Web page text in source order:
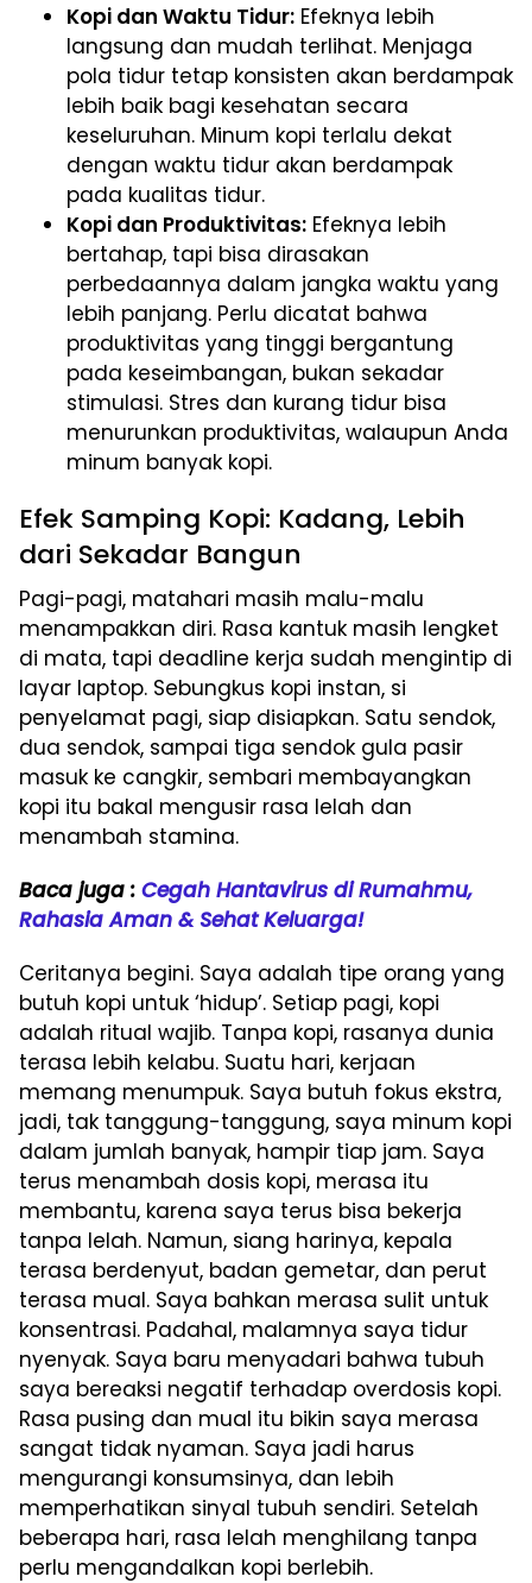
Kopi dan Waktu Tidur: Efeknya lebih
langsung dan mudah terlihat. Menjaga
pola tidur tetap konsisten akan berdampak
lebih baik bagi kesehatan secara
keseluruhan. Minum kopi terlalu dekat
dengan waktu tidur akan berdampak
pada kualitas tidur.
Kopi dan Produktivitas: Efeknya lebih
bertahap, tapi bisa dirasakan
perbedaannya dalam jangka waktu yang
lebih panjang. Perlu dicatat bahwa
produktivitas yang tinggi bergantung
pada keseimbangan, bukan sekadar
stimulasi. Stres dan kurang tidur bisa
menurunkan produktivitas, walaupun Anda
minum banyak kopi.
Efek Samping Kopi: Kadang, Lebih
dari Sekadar Bangun
Pagi-pagi, matahari masih malu-malu
menampakkan diri. Rasa kantuk masih lengket
di mata, tapi deadline kerja sudah mengintip di
layar laptop. Sebungkus kopi instan, si
penyelamat pagi, siap disiapkan. Satu sendok,
dua sendok, sampai tiga sendok gula pasir
masuk ke cangkir, sembari membayangkan
kopi itu bakal mengusir rasa lelah dan
menambah stamina.
Baca juga : Cegah Hantavirus di Rumahmu,
Rahasia Aman & Sehat Keluarga!
Ceritanya begini. Saya adalah tipe orang yang
butuh kopi untuk ‘hidup’. Setiap pagi, kopi
adalah ritual wajib. Tanpa kopi, rasanya dunia
terasa lebih kelabu. Suatu hari, kerjaan
memang menumpuk. Saya butuh fokus ekstra,
jadi, tak tanggung-tanggung, saya minum kopi
dalam jumlah banyak, hampir tiap jam. Saya
terus menambah dosis kopi, merasa itu
membantu, karena saya terus bisa bekerja
tanpa lelah. Namun, siang harinya, kepala
terasa berdenyut, badan gemetar, dan perut
terasa mual. Saya bahkan merasa sulit untuk
konsentrasi. Padahal, malamnya saya tidur
nyenyak. Saya baru menyadari bahwa tubuh
saya bereaksi negatif terhadap overdosis kopi.
Rasa pusing dan mual itu bikin saya merasa
sangat tidak nyaman. Saya jadi harus
mengurangi konsumsinya, dan lebih
memperhatikan sinyal tubuh sendiri. Setelah
beberapa hari, rasa lelah menghilang tanpa
perlu mengandalkan kopi berlebih.